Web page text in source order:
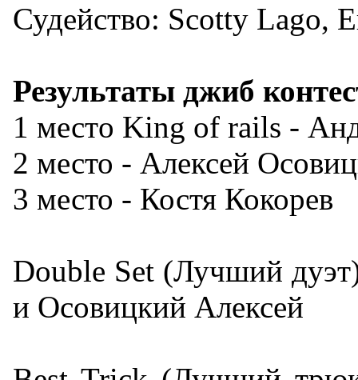
Судейство: Scotty Lago,
Результаты джиб
1 местo King of rails -
2 место - Алексей
3 место - Костя Кокорев
Double Set (Лучший
и Осовицкий Алексей